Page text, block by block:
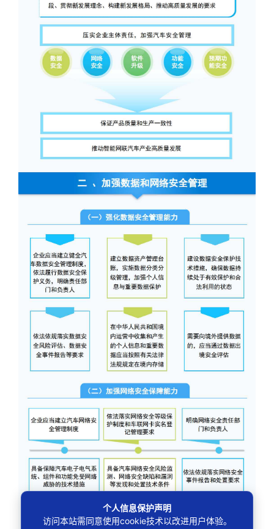
个人信息保护声明
访问本站需同意使用cookie技术以改进用户体验。